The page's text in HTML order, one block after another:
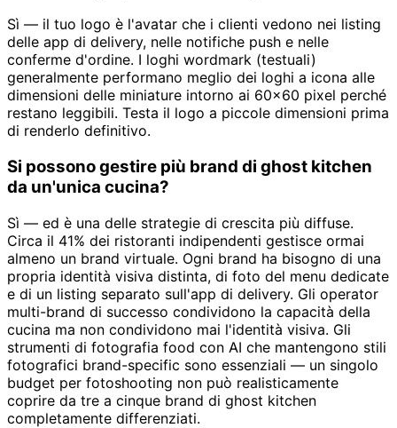
Sì — il tuo logo è l'avatar che i clienti vedono nei listing
delle app di delivery, nelle notifiche push e nelle
conferme d'ordine. I loghi wordmark (testuali)
generalmente performano meglio dei loghi a icona alle
dimensioni delle miniature intorno ai 60×60 pixel perché
restano leggibili. Testa il logo a piccole dimensioni prima
di renderlo definitivo.
Si possono gestire più brand di ghost kitchen
da un'unica cucina?
Sì — ed è una delle strategie di crescita più diffuse.
Circa il 41% dei ristoranti indipendenti gestisce ormai
almeno un brand virtuale. Ogni brand ha bisogno di una
propria identità visiva distinta, di foto del menu dedicate
e di un listing separato sull'app di delivery. Gli operator
multi-brand di successo condividono la capacità della
cucina ma non condividono mai l'identità visiva. Gli
strumenti di fotografia food con AI che mantengono stili
fotografici brand-specific sono essenziali — un singolo
budget per fotoshooting non può realisticamente
coprire da tre a cinque brand di ghost kitchen
completamente differenziati.